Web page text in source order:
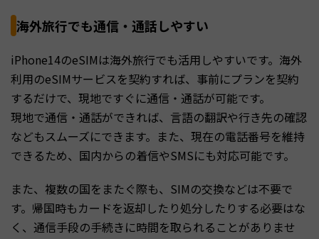
海外旅行でも通信・通話しやすい
iPhone14のeSIMは海外旅行でも活用しやすいです。海外
利用のeSIMサービスを契約すれば、事前にプランを契約
するだけで、現地ですぐに通信・通話が可能です。
現地で通信・通話ができれば、言語の翻訳や行き先の確認
などもスムーズにできます。また、現在の電話番号を維持
できるため、国内からの着信やSMSにも対応可能です。
また、複数の国をまたぐ際も、SIMの交換などは不要で
す。帰国時もカードを返却したり処分したりする必要はな
く、通信手段の手続きに時間を取られることがありませ